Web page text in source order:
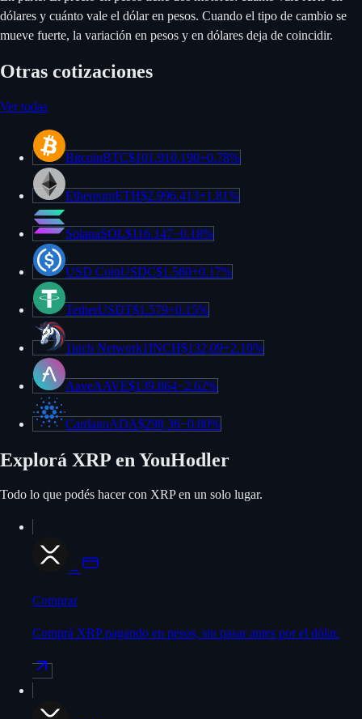
dólares y cuánto vale el dólar en pesos. Cuando el tipo de cambio se
mueve fuerte, la variación en pesos y en dólares deja de coincidir.
Otras cotizaciones
Ver todas
BitcoinBTC$101.910.190+0.78%
EthereumETH$2.996.413+1.81%
SolanaSOL$116.147−0.18%
USD CoinUSDC$1.580+0.17%
TetherUSDT$1.579+0.15%
1inch Network1INCH$132,09+2.10%
AaveAAVE$139.864−2.62%
CardanoADA$298,36−0.80%
Explorá XRP en YouHodler
Todo lo que podés hacer con XRP en un solo lugar.
→
Comprar
Comprá XRP pagando en pesos, sin pasar antes por el dólar.